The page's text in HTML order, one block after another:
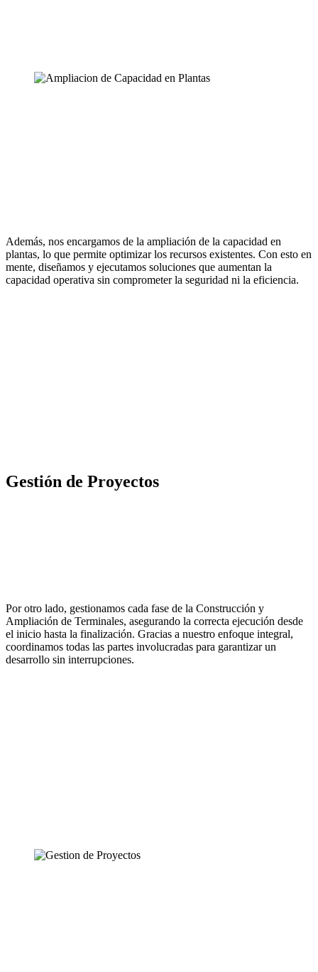
Además, nos encargamos de la ampliación de la capacidad en
plantas, lo que permite optimizar los recursos existentes. Con esto en
mente, diseñamos y ejecutamos soluciones que aumentan la
capacidad operativa sin comprometer la seguridad ni la eficiencia.
Gestión de Proyectos
Por otro lado, gestionamos cada fase de la Construcción y
Ampliación de Terminales, asegurando la correcta ejecución desde
el inicio hasta la finalización. Gracias a nuestro enfoque integral,
coordinamos todas las partes involucradas para garantizar un
desarrollo sin interrupciones.